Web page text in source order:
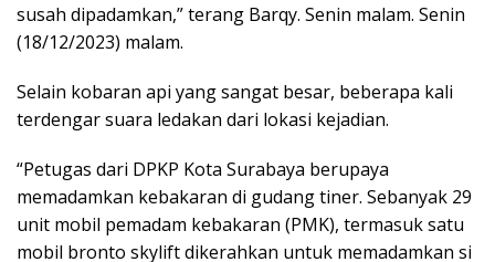
susah dipadamkan,” terang Barqy. Senin malam. Senin
(18/12/2023) malam.
Selain kobaran api yang sangat besar, beberapa kali
terdengar suara ledakan dari lokasi kejadian.
“Petugas dari DPKP Kota Surabaya berupaya
memadamkan kebakaran di gudang tiner. Sebanyak 29
unit mobil pemadam kebakaran (PMK), termasuk satu
mobil bronto skylift dikerahkan untuk memadamkan si